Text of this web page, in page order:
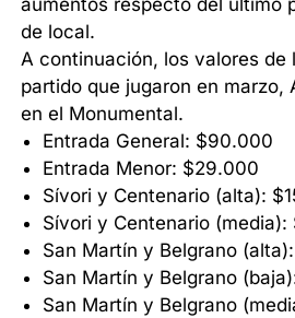
aumentos respecto del último
de local.
A continuación, los valores de
partido que jugaron en marzo,
en el Monumental.
Entrada General: $90.000
Entrada Menor: $29.000
Sívori y Centenario (alta):
Sívori y Centenario
San Martín y Belgrano
San Martín y Belgrano
San Martín y Belgrano